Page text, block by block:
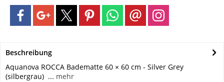
Beschreibung
Aquanova ROCCA Badematte 60 × 60 cm - Silver Grey
(silbergrau) ... mehr